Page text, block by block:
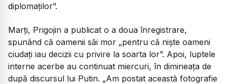
diplomaților”.
Marți, Prigojin a publicat o a doua înregistrare,
spunând că oamenii săi mor „pentru că niște oameni
ciudați iau decizii cu privire la soarta lor”. Apoi, luptele
interne acerbe au continuat miercuri, în dimineața de
după discursul lui Putin. „Am postat această fotografie